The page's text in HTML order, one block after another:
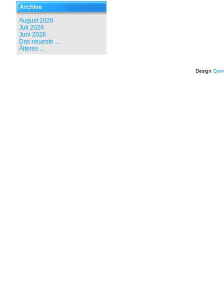
Archive
August 2026
Juli 2026
Juni 2026
Das neueste ...
Älteres ...
Design